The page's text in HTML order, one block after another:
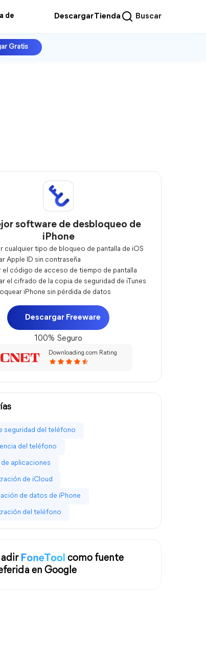
de DescargarTienda Buscar
Gratis
software de desbloqueo de
iPhone
cualquier tipo de bloqueo de pantalla de iOS
Apple ID sin contraseña
el código de acceso de tiempo de pantalla
el cifrado de la copia de seguridad de iTunes
iPhone sin pérdida de datos
Descargar Freeware
100% Seguro
Downloading.com Rating
seguridad del teléfono
del teléfono
aplicaciones
de iCloud
de datos de iPhone
del teléfono
como fuente
en Google